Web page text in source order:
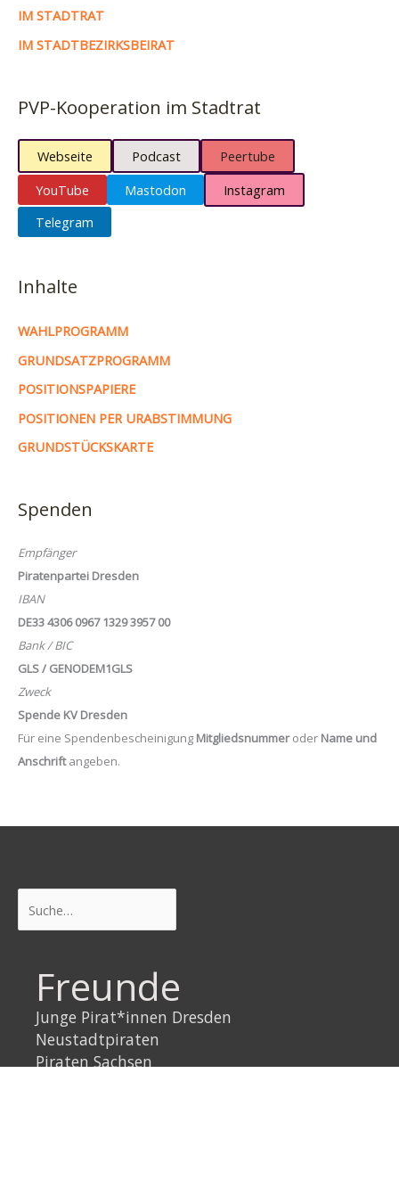
IM STADTRAT
IM STADTBEZIRKSBEIRAT
PVP-Kooperation im Stadtrat
Webseite Podcast
Peertube
YouTube
Mastodon
Instagram
Telegram
Inhalte
WAHLPROGRAMM
GRUNDSATZPROGRAMM
POSITIONSPAPIERE
POSITIONEN PER URABSTIMMUNG
GRUNDSTÜCKSKARTE
Spenden
Empfänger
Piratenpartei Dresden
IBAN
DE33 4306 0967 1329 3957 00
Bank / BIC
GLS / GENODEM1GLS
Zweck
Spende KV Dresden
Für eine Spendenbescheinigung Mitgliedsnummeroder Name und
Anschriftangeben.
Freunde
Junge Pirat*innen Dresden
Neustadtpiraten
Piraten Sachsen